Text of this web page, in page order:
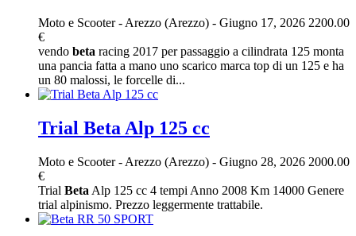
Moto e Scooter- Arezzo (Arezzo) - Giugno 17, 2026 2200.00
€
vendo beta racing 2017 per passaggio a cilindrata 125 monta
una pancia fatta a mano uno scarico marca top di un 125 e ha
un 80 malossi, le forcelle di...
Trial Beta Alp 125 cc
Moto e Scooter- Arezzo (Arezzo) - Giugno 28, 2026 2000.00
€
Trial Beta Alp 125 cc 4 tempi Anno 2008 Km 14000 Genere
trial alpinismo. Prezzo leggermente trattabile.